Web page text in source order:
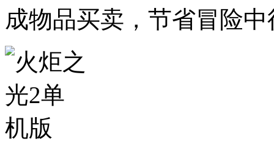
成物品买卖，节省冒险